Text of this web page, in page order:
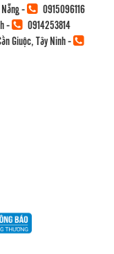
-
0915096116
-
0914253814
Giuộc, Tây Ninh -